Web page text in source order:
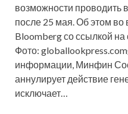
возможности проводить
после 25 мая. Об этом во
Bloomberg со ссылкой
Фото:
информации, Минфин
аннулирует действие
исключает…